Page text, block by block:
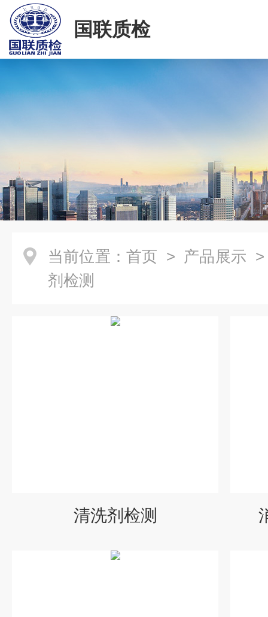
国联质检
当前位置： 首页 > 产品展示
剂检测
清洗剂检测